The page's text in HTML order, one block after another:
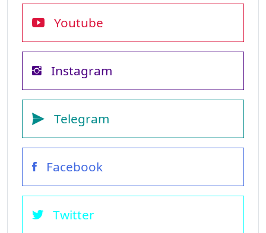
Youtube
Instagram
Telegram
Facebook
Twitter